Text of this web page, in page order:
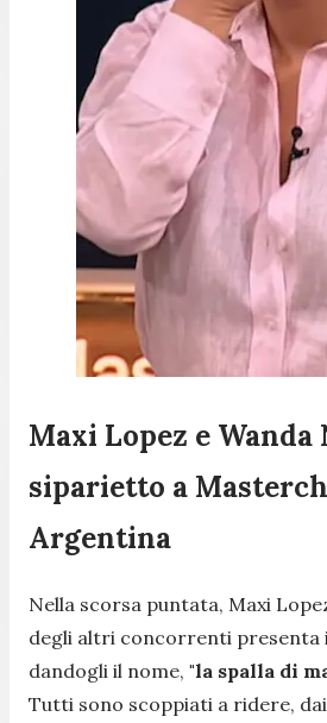
Maxi Lopez e Wanda
siparietto a
Argentina
Nella scorsa puntata, Maxi
degli altri concorrenti presenta
dandogli il nome, "la spalla di
Tutti sono scoppiati a ridere,